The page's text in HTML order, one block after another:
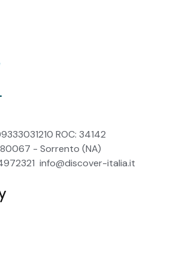
ROC: 34142
80067 - Sorrento (NA)
info@discover-italia.it